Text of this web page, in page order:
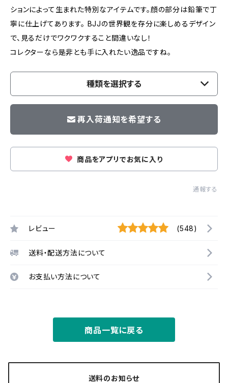
ションによって生まれた特別なアイテムです。顔の部分は鉛筆で丁
寧に仕上げてあります。 BJJの世界観を存分に楽しめるデザイン
で、見るだけでワクワクすること間違いなし！
コレクターなら是非とも手に入れたい逸品ですね。
種類を選択する
再入荷通知を希望する
商品をアプリでお気に入り
通報する
レビュー (548)
送料・配送方法について
お支払い方法について
商品一覧に戻る
送料のお知らせ